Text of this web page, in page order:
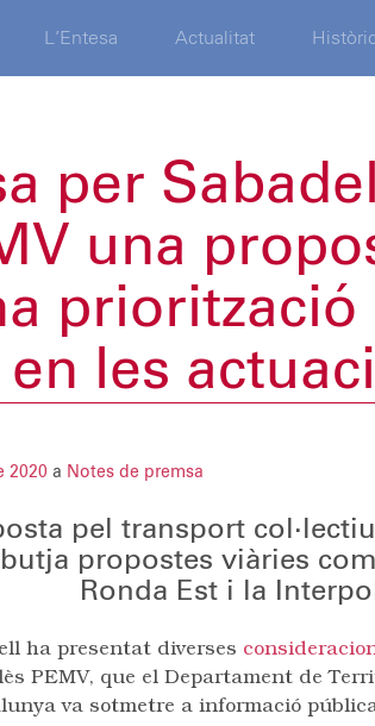
L’Entesa Actualitat Històric
per
una
priorització
en les
2020 a Notes de premsa
pel transport
propostes viàries
Ronda Est i la
ha presentat diverses
PEMV, que el Departament de
va sotmetre a informació